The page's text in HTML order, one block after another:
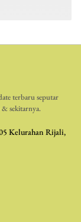
terbaru seputar
sekitarnya.
Kelurahan Rijali,